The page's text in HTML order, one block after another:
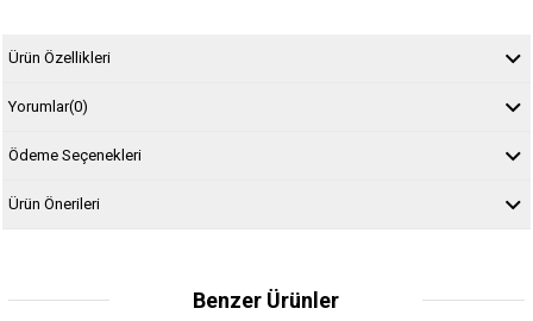
Ürün Özellikleri
Yorumlar(0)
Ödeme Seçenekleri
Ürün Önerileri
Benzer Ürünler